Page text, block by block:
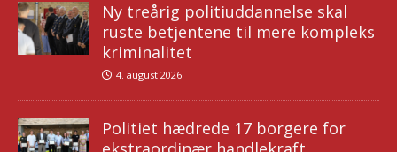
Ny treårig politiuddannelse skal
ruste betjentene til mere kompleks
kriminalitet
4. august 2026
Politiet hædrede 17 borgere for